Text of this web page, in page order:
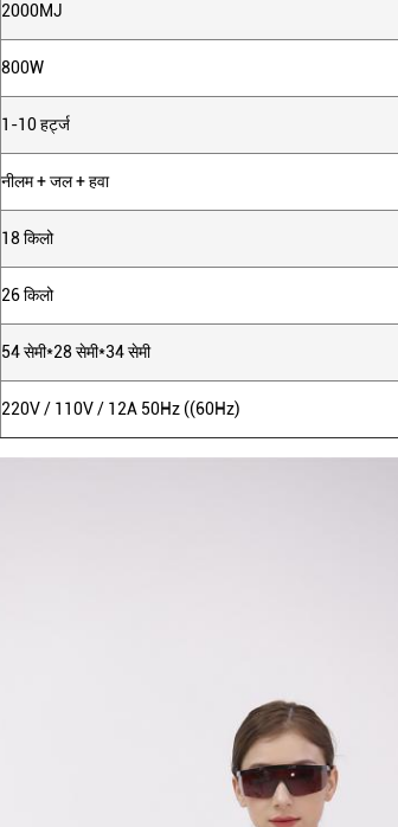
2000MJ
800W
1-10 हर्ट्ज
नीलम + जल + हवा
18 किलो
26 किलो
54 सेमी*28 सेमी*34 सेमी
220V / 110V / 12A 50Hz ((60Hz)